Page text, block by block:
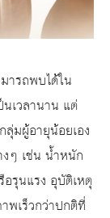
ารถพบได้ใน
นเวลานาน แต่
ลุ่มผู้อายุน้อยเอง
งๆ เช่น น้ำหนัก
รุนแรง อุบัติเหตุ
พเร็วกว่าปกติที่